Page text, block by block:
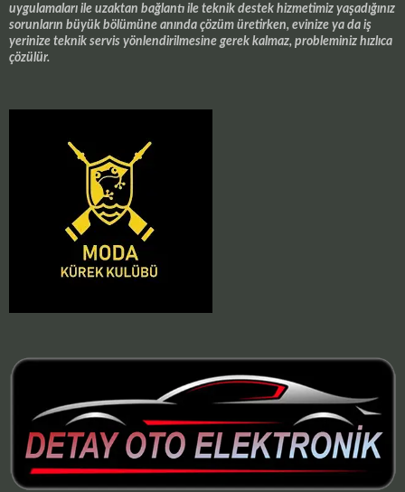
uygulamaları ile uzaktan bağlantı ile teknik destek hizmetimiz yaşadığınız
sorunların büyük bölümüne anında çözüm üretirken, evinize ya da iş
yerinize teknik servis yönlendirilmesine gerek kalmaz, probleminiz hızlıca
çözülür.